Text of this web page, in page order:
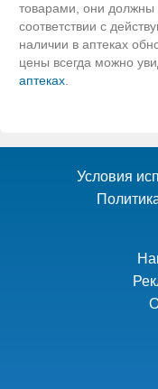
товарами, они должны
соответствии с
наличии в аптеках
цены всегда можно
аптеках
Условия